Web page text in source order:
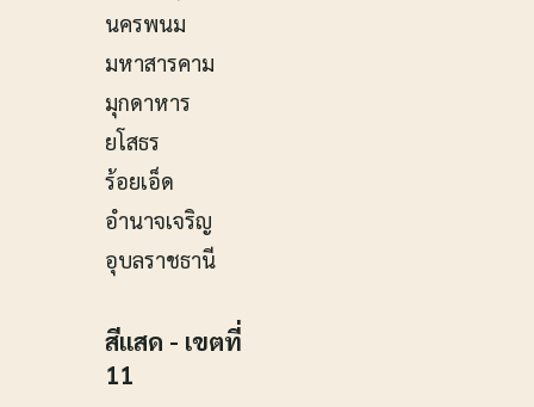
นครพนม
มหาสารคาม
มุกดาหาร
ยโสธร
ร้อยเอ็ด
อำนาจเจริญ
อุบลราชธานี
สีแสด - เขตที่
11